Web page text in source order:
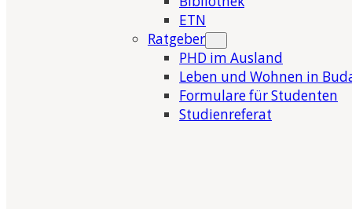
ETN
Ratgeber
PHD im Ausland
Leben und Wohnen in
Formulare für Studenten
Studienreferat